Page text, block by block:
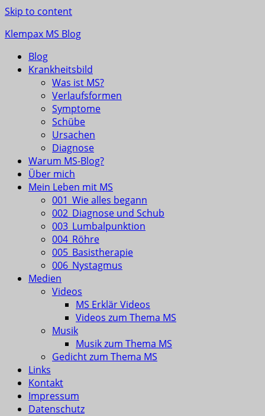
Skip to content
Klempax MS Blog
Infos, Fragen, Antworten für und von MSlern
Blog
Krankheitsbild
Was ist MS?
Verlaufsformen
Symptome
Schübe
Ursachen
Diagnose
Warum MS-Blog?
Über mich
Mein Leben mit MS
001_Wie alles begann
002_Diagnose und Schub
003_Lumbalpunktion
004_Röhre
005_Basistherapie
006_Nystagmus
Medien
Videos
MS Erklär Videos
Videos zum Thema MS
Musik
Musik zum Thema MS
Gedicht zum Thema MS
Links
Kontakt
Impressum
Datenschutz